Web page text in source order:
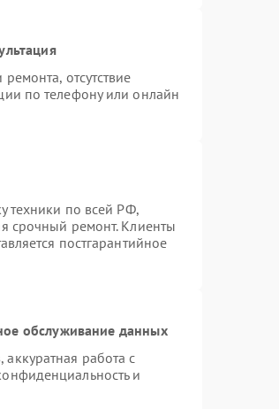
отсутствие
по телефону или онлайн
техники по всей РФ,
срочный ремонт. Клиенты
постгарантийное
обслуживание данных
работа с
и